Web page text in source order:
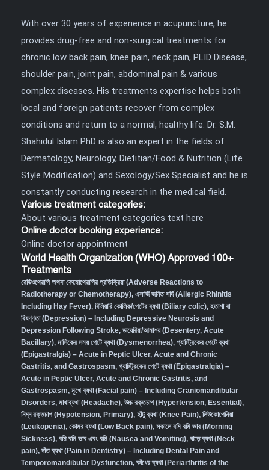
With over 30 years of experience in acupuncture, he
provides drug-free and non-surgical treatments for
chronic low back pain, knee pain, neck pain, PLID Disease,
shoulder pain, joint pain, abdominal pain & various
complex diseases. His treatments expertise helps both
local and foreign patients recover from complex
conditions and return to a normal, healthy life. Dr. S.M.
Shahidul Islam PhD is also an expert in the fields of
Dermatology, Neurology, Dietitian/Food & Nutrition (Life
Style Modification) and Sexology/Sex Specialist and he is
constantly conducting research in the medical field.
Various treatment categories:
About various treatment categories text here
Online doctor booking experience:
Online doctor appointment
World Health Organization (WHO) Approved 100+
Treatments
রেডিওথেরাপি অথবা কেমোথেরাপির প্রতিক্রিয়া (Adverse Reactions to
Radiotherapy or Chemotherapy), এলার্জি জনিত সর্দি (Allergic Rhinitis
Including Hay Fever), বিলিয়ারি কোলিক/পেটের ব্যথা (Biliary colic), হতাশা বা
বিষণ্ণতা (Depression) – Including Depressive Neurosis and
Depression Following Stroke, ডায়েরিয়া/আমাশয় (Desentery, Acute
Bacillary), মাসিকের সময় পেটে ব্যথা (Dysmenorrhea), গ্যাস্ট্রিকের পেটে ব্যথা
(Epigastralgia) – Acute in Peptic Ulcer, Acute and Chronic
Gastritis, and Gastrospasm, গ্যাস্ট্রিকের পেটে ব্যথা (Epigastralgia) –
Acute in Peptic Ulcer, Acute and Chronic Gastritis, and
Gastrospasm, মুখে ব্যথা (Facial pain) – Including Craniomandibular
Disorders, মাথাব্যথা (Headache), উচ্চ রক্তচাপ (Hypertension, Essential),
নিম্ন রক্তচাপ (Hypotension, Primary), হাঁটু ব্যথা (Knee Pain), লিউকোপেনিয়া
(Leukopenia), কোমর ব্যথা (Low Back pain), সকালে বমি বমি ভাব (Morning
Sickness), বমি বমি ভাব এবং বমি (Nausea and Vomiting), ঘাড়ে ব্যথা (Neck
pain),দাঁত ব্যথা (Pain in Dentistry) – Including Dental Pain and
Temporomandibular Dysfunction, কাঁধের ব্যথা (Periarthritis of the